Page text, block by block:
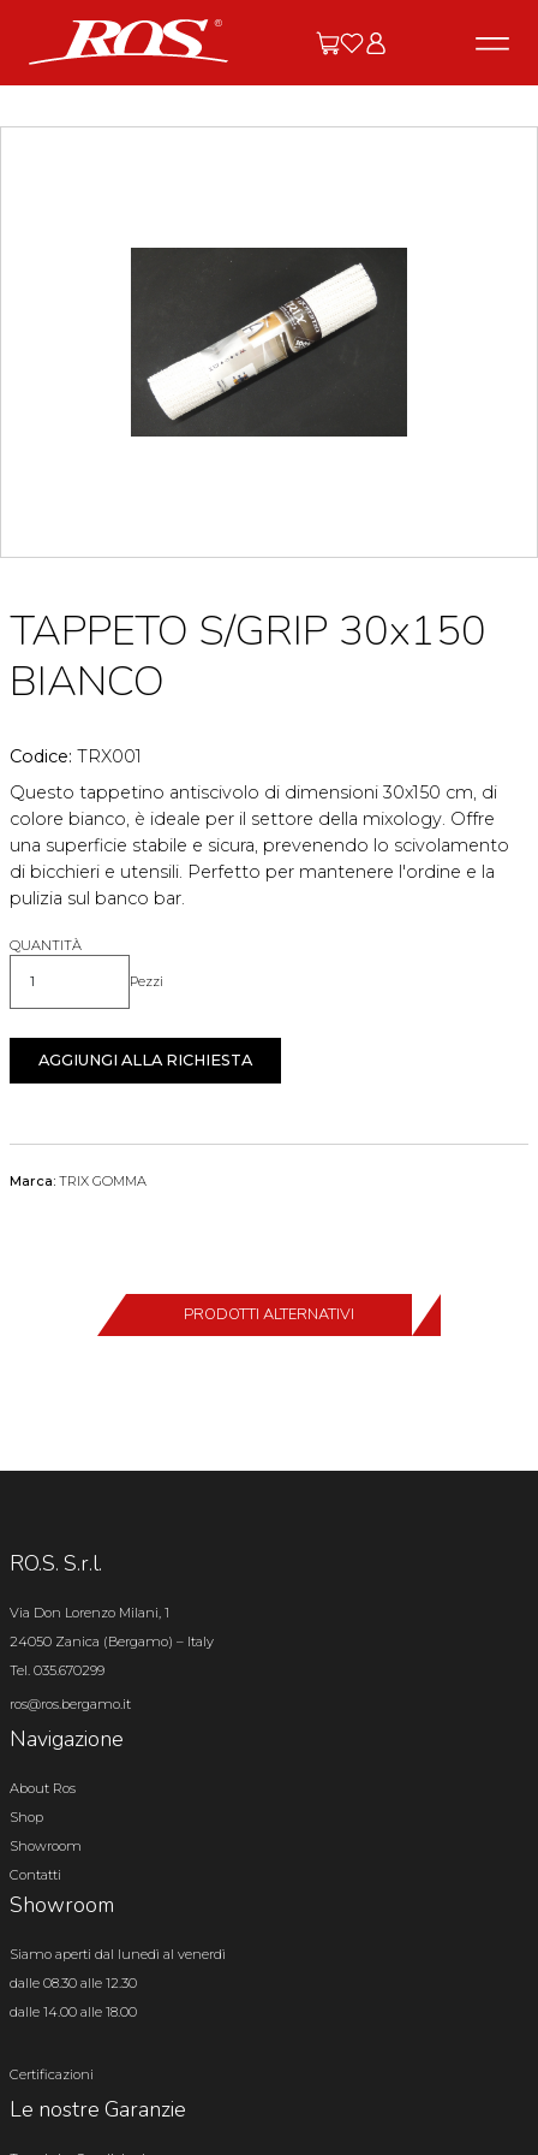
TAPPETO S/GRIP 30x150
BIANCO
Codice: TRX001
Questo tappetino antiscivolo di dimensioni 30x150 cm, di
colore bianco, è ideale per il settore della mixology. Offre
una superficie stabile e sicura, prevenendo lo scivolamento
di bicchieri e utensili. Perfetto per mantenere l'ordine e la
pulizia sul banco bar.
QUANTITÀ
Quantità Pezzi
AGGIUNGI ALLA RICHIESTA
Marca: TRIX GOMMA
PRODOTTI ALTERNATIVI
RO.S. S.r.l.
Via Don Lorenzo Milani, 1
24050 Zanica (Bergamo) – Italy
Tel. 035.670299
ros@ros.bergamo.it
Navigazione
About Ros
Shop
Showroom
Contatti
Showroom
Siamo aperti dal lunedì al venerdì
dalle 08.30 alle 12.30
dalle 14.00 alle 18.00
Certificazioni
Le nostre Garanzie